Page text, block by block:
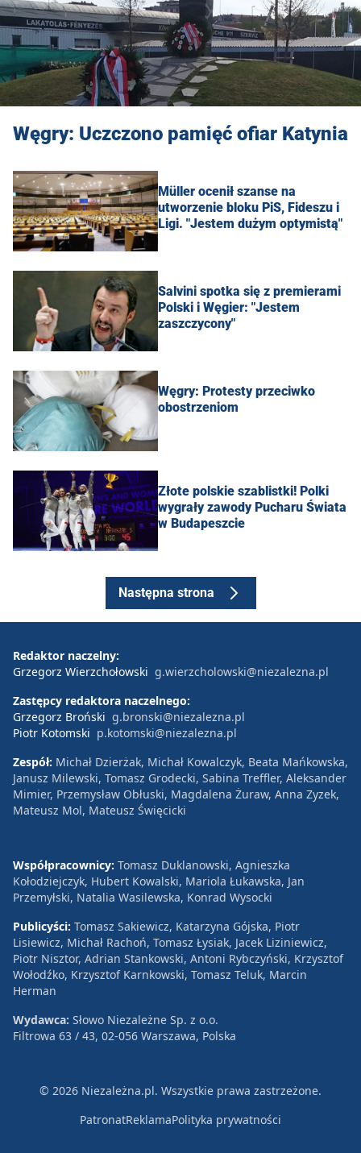
Węgry: Uczczono pamięć ofiar Katynia
Müller ocenił szanse na
utworzenie bloku PiS, Fideszu i
Ligi. "Jestem dużym optymistą"
Salvini spotka się z premierami
Polski i Węgier: "Jestem
zaszczycony"
Węgry: Protesty przeciwko
obostrzeniom
Złote polskie szablistki! Polki
wygrały zawody Pucharu Świata
w Budapeszcie
Następna strona
Redaktor naczelny:
Grzegorz Wierzchołowski g.wierzcholowski@niezalezna.pl
Zastępcy redaktora naczelnego:
Grzegorz Broński g.bronski@niezalezna.pl
Piotr Kotomski p.kotomski@niezalezna.pl
Zespół: Michał Dzierżak, Michał Kowalczyk, Beata Mańkowska,
Janusz Milewski, Tomasz Grodecki, Sabina Treffler, Aleksander
Mimier, Przemysław Obłuski, Magdalena Żuraw, Anna Zyzek,
Mateusz Mol, Mateusz Święcicki
Współpracownicy: Tomasz Duklanowski, Agnieszka
Kołodziejczyk, Hubert Kowalski, Mariola Łukawska, Jan
Przemyłski, Natalia Wasilewska, Konrad Wysocki
Publicyści: Tomasz Sakiewicz, Katarzyna Gójska, Piotr
Lisiewicz, Michał Rachoń, Tomasz Łysiak, Jacek Liziniewicz,
Piotr Nisztor, Adrian Stankowski, Antoni Rybczyński, Krzysztof
Wołodźko, Krzysztof Karnkowski, Tomasz Teluk, Marcin
Herman
Wydawca: Słowo Niezależne Sp. z o.o.
Filtrowa 63 / 43, 02-056 Warszawa, Polska
© 2026 Niezależna.pl. Wszystkie prawa zastrzeżone.
PatronatReklamaPolityka prywatności